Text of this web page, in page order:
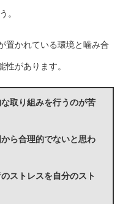
。
置かれている環境と噛み合
があります。
取り組みを行うのが苦
ら合理的でないと思わ
ストレスを自分のスト